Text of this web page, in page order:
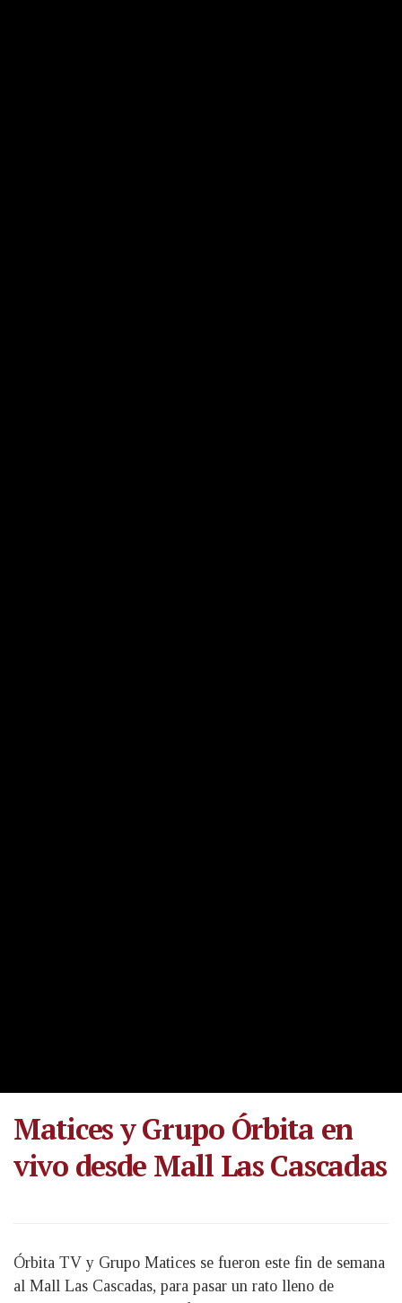
Matices y Grupo Órbita en
vivo desde Mall Las Cascadas
Órbita TV y Grupo Matices se fueron este fin de semana
al Mall Las Cascadas, para pasar un rato lleno de